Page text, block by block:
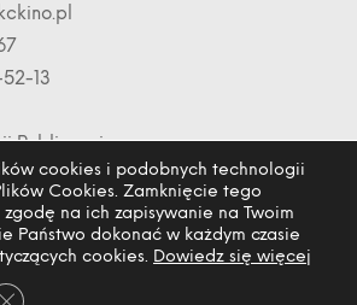
13
Publicznej
Kultury w Inowrocławiu @2026 |Polityka
cookies i podobnych technologii
Cookies. Zamknięcie tego
zgodę na ich zapisywanie na Twoim
Państwo dokonać w każdym czasie
cookies. Dowiedz się więcej
Close GDPR Cookie Banner